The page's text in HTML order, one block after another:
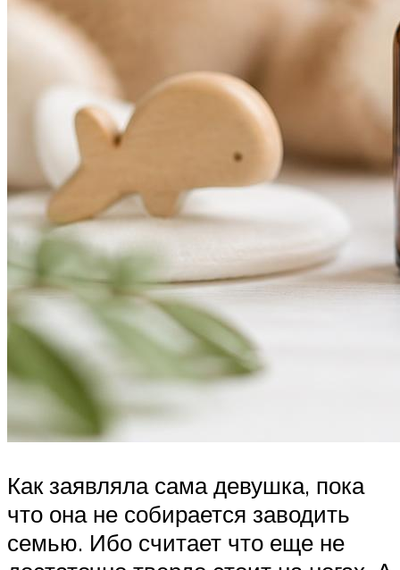
Как заявляла сама девушка, пока
что она не собирается заводить
семью. Ибо считает что еще не